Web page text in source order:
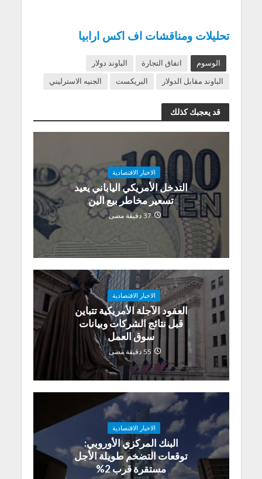
تحليلات ومناقشات اف اكس ارابيا
الوسوم اتفاق التجارة
الباوند دولار
الباوند مقابل الدولار
البريكست الجنيه الاسترليني
قد يعجبك كذلك
الاخبار الاقتصادية
التدخل الأمريكي الياباني يعيد
تسعير مخاطر بيع الين
37 دقيقة مضى
الاخبار الاقتصادية
العقود الآجلة الأمريكية تتباين
قبل نتائج الشركات وبيانات
سوق العمل
55 دقيقة مضى
الاخبار الاقتصادية
البنك المركزي الأوروبي:
توقعات التضخم طويلة الأجل
مستقرة قرب 2%